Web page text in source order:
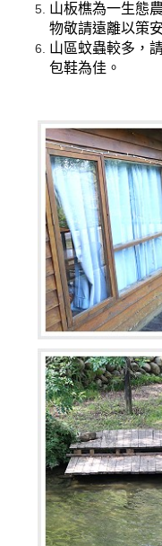
山板樵為一生態
物敬請遠離以策
山區蚊蟲較多，
包鞋為佳。